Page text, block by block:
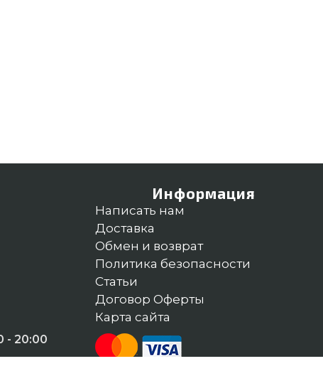
- 20:00
Информация
Написать нам
Доставка
Обмен и возврат
Политика безопасности
Статьи
Договор Оферты
Карта сайта